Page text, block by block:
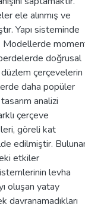
ele alınmış ve
Yapı sisteminde
Modellerde
doğrusal
düzlem çerçevelerin
daha popüler
analizi
çerçeve
göreli kat
edilmiştir.
etkiler
levha
oluşan yatay
davranamadıkları